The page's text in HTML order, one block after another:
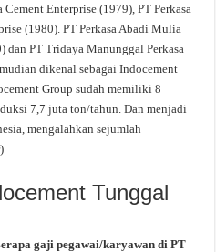
Enterprise (1979), PT Perkasa
(1980). PT Perkasa Abadi Mulia
dan PT Tridaya Manunggal Perkasa
dikenal sebagai Indocement
Group sudah memiliki 8
7,7 juta ton/tahun. Dan menjadi
mengalahkan sejumlah
)
Tunggal
gaji pegawai/karyawan di PT